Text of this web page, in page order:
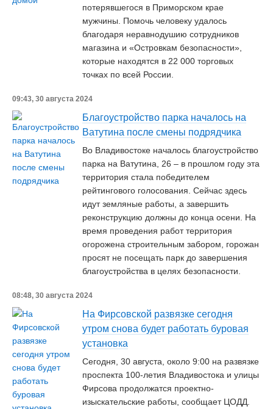
потерявшегося в Приморском крае
мужчины. Помочь человеку удалось
благодаря неравнодушию сотрудников
магазина и «Островкам безопасности»,
которые находятся в 22 000 торговых
точках по всей России.
09:43, 30 августа 2024
Благоустройство парка началось на
Ватутина после смены подрядчика
Во Владивостоке началось благоустройство
парка на Ватутина, 26 – в прошлом году эта
территория стала победителем
рейтингового голосования. Сейчас здесь
идут земляные работы, а завершить
реконструкцию должны до конца осени. На
время проведения работ территория
огорожена строительным забором, горожан
просят не посещать парк до завершения
благоустройства в целях безопасности.
08:48, 30 августа 2024
На Фирсовской развязке сегодня
утром снова будет работать буровая
установка
Сегодня, 30 августа, около 9:00 на развязке
проспекта 100-летия Владивостока и улицы
Фирсова продолжатся проектно-
изыскательские работы, сообщает ЦОДД.